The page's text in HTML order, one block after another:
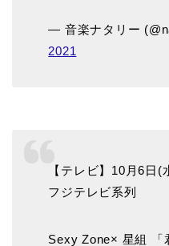
— 音楽ナタリー
2021
【テレビ】10月6日(
フジテレビ系列
Sexy Zone× 星組 「